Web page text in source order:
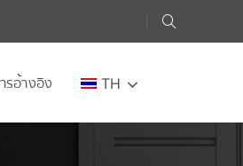
รอ้างอิง TH